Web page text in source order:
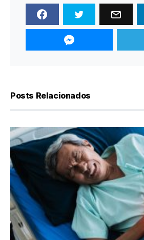
Posts Relacionados